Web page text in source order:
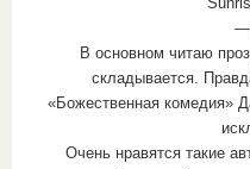
—
В основном читаю
складывается.
«Божественная комедия»
Очень нравятся такие